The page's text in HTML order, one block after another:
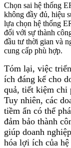
Chọn sai hệ thống
không đầy đủ, hiệu
lựa chọn hệ thống
đối với sự thành
đầu tư thời gian và
cung cấp phù hợp.
Tóm lại, việc
ích đáng kể cho
quả, tiết kiệm chi
Tuy nhiên, các
tiềm ẩn có thể
đảm bảo thành
giúp doanh
hóa lợi ích của hệ